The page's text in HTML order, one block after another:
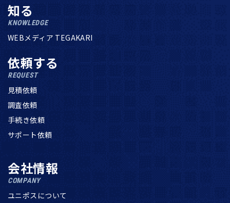
知る
KNOWLEDGE
WEBメディア TEGAKARI
依頼する
REQUEST
見積依頼
調査依頼
手続き依頼
サポート依頼
会社情報
COMPANY
ユニポスについて